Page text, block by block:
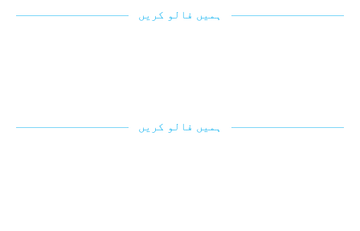
ہمیں فالو کریں
ہمیں فالو کریں